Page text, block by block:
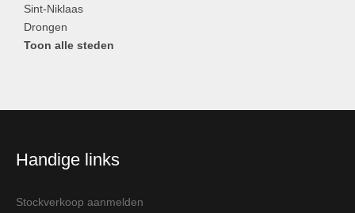
Sint-Niklaas
Drongen
Toon alle steden
Handige links
Stockverkoop aanmelden